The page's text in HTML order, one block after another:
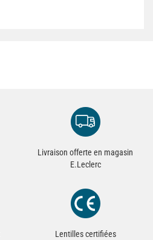
Livraison offerte en magasin
E.Leclerc
Lentilles certifiées